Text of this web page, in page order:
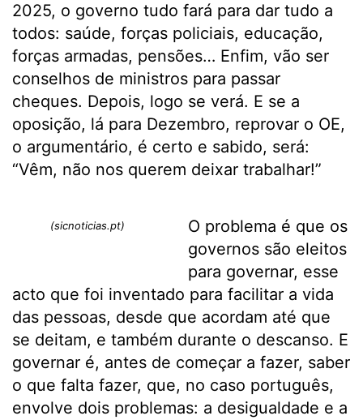
2025, o governo tudo fará para dar tudo a
todos: saúde, forças policiais, educação,
forças armadas, pensões… Enfim, vão ser
conselhos de ministros para passar
cheques. Depois, logo se verá. E se a
oposição, lá para Dezembro, reprovar o OE,
o argumentário, é certo e sabido, será:
“Vêm, não nos querem deixar trabalhar!”
(sicnoticias.pt)
O problema é que os
governos são eleitos
para governar, esse
acto que foi inventado para facilitar a vida
das pessoas, desde que acordam até que
se deitam, e também durante o descanso. E
governar é, antes de começar a fazer, saber
o que falta fazer, que, no caso português,
envolve dois problemas: a desigualdade e a